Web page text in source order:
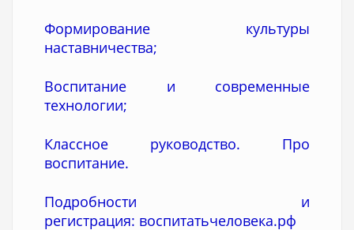
Формирование культуры
наставничества;
Воспитание и современные
технологии;
Классное руководство. Про
воспитание.
Подробности и
регистрация: воспитатьчеловека.рф